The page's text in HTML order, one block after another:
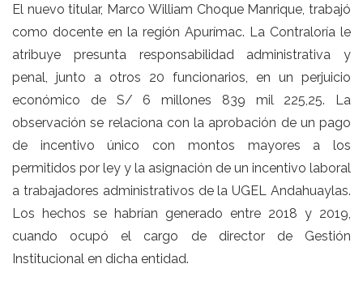
El nuevo titular, Marco William Choque Manrique, trabajó
como docente en la región Apurímac. La Contraloría le
atribuye presunta responsabilidad administrativa y
penal, junto a otros 20 funcionarios, en un perjuicio
económico de S/ 6 millones 839 mil 225,25. La
observación se relaciona con la aprobación de un pago
de incentivo único con montos mayores a los
permitidos por ley y la asignación de un incentivo laboral
a trabajadores administrativos de la UGEL Andahuaylas.
Los hechos se habrían generado entre 2018 y 2019,
cuando ocupó el cargo de director de Gestión
Institucional en dicha entidad.